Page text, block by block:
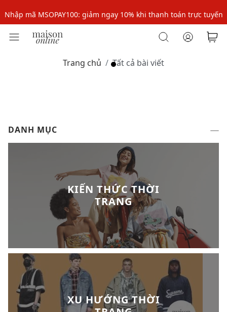
Nhập mã MSOPAY100: giảm ngay 10% khi thanh toán trực tuyến
Nhập mã: MSOXINCHAO - Giảm 10% đơn đầu cho thành viên mới!
Nhập mã: MSOXINCHAO - Giảm 10% đơn đầu cho thành viên mới!
Trang chủ Tất cả bài viết
DANH MỤC
KIẾN THỨC THỜI
TRANG
XU HƯỚNG THỜI